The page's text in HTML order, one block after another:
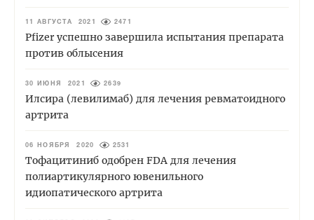
11 АВГУСТА 2021 2471
Pfizer успешно завершила испытания препарата
против облысения
30 ИЮНЯ 2021 2639
Илсира (левилимаб) для лечения ревматоидного
артрита
06 НОЯБРЯ 2020 2531
Тофацитиниб одобрен FDA для лечения
полиартикулярного ювенильного
идиопатического артрита